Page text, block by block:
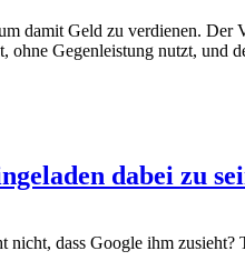
damit Geld zu verdienen.
Gegenleistung nutzt, und
dabei zu
dass Google ihm